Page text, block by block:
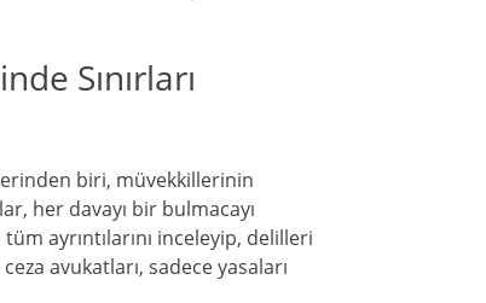
Sınırları
biri, müvekkillerinin
her davayı bir bulmacayı
ayrıntılarını inceleyip, delilleri
avukatları, sadece yasaları